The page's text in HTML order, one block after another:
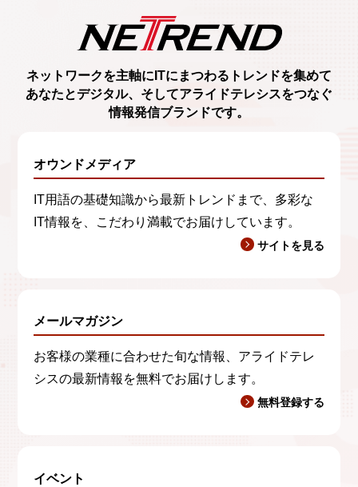
ネットワークを主軸に ITにまつわるトレンドを集めて
あなたとデジタル、 そしてアライドテレシスをつなぐ
情報発信ブランドです。
オウンドメディア
IT用語の基礎知識から最新トレンドまで、多彩な
IT情報を、こだわり満載でお届けしています。
サイトを見る
メールマガジン
お客様の業種に合わせた旬な情報、アライドテレ
シスの最新情報を無料でお届けします。
無料登録する
イベント